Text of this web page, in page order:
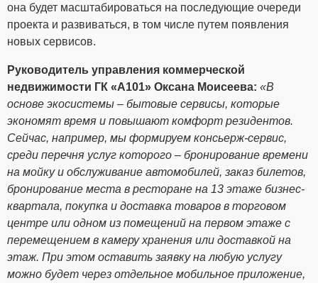
она будет масштабироваться на последующие очереди
проекта и развиваться, в том числе путем появления
новых сервисов.
Руководитель управления коммерческой
недвижимости ГК «А101» Оксана Моисеева: «В
основе экосистемы – бытовые сервисы, которые
экономят время и повышают комфорт резидентов.
Сейчас, например, мы формируем консьерж-сервис,
среди перечня услуг которого – бронирование времени
на мойку и обслуживание автомобилей, заказ билетов,
бронирование места в ресторане на 13 этаже бизнес-
квартала, покупка и доставка товаров в торговом
центре или одном из помещений на первом этаже с
перемещением в камеру хранения или доставкой на
этаж. При этом оставить заявку на любую услугу
можно будет через отдельное мобильное приложение,